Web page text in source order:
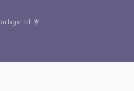
lagat till! 🌟